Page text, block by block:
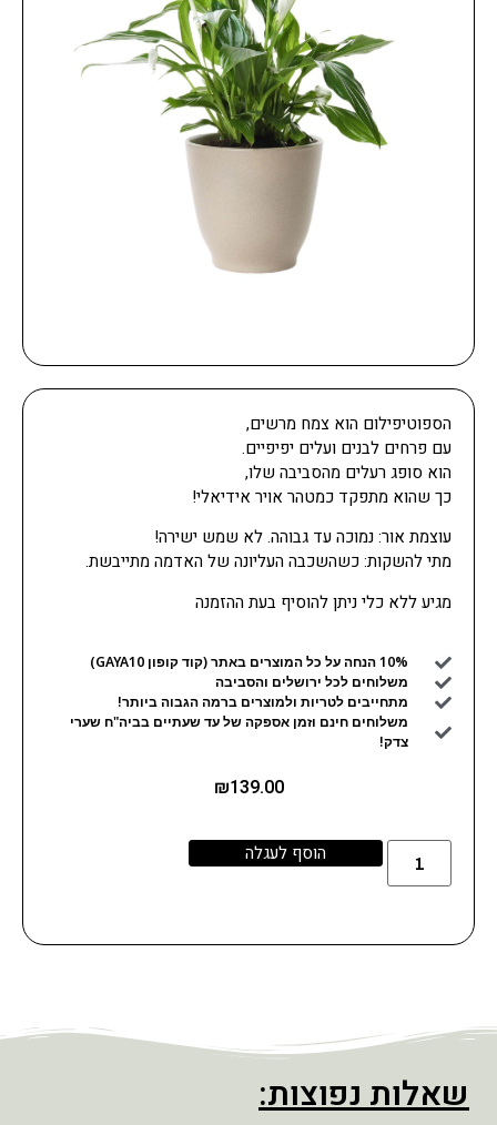
הספוטיפילום הוא צמח מרשים,
עם פרחים לבנים ועלים יפיפיים.
הוא סופג רעלים מהסביבה שלו,
כך שהוא מתפקד כמטהר אויר אידיאלי!
עוצמת אור: נמוכה עד גבוהה. לא שמש ישירה!
מתי להשקות: כשהשכבה העליונה של האדמה מתייבשת.
מגיע ללא כלי ניתן להוסיף בעת ההזמנה
10% הנחה על כל המוצרים באתר (קוד קופון GAYA10)
משלוחים לכל ירושלים והסביבה
מתחייבים לטריות ולמוצרים ברמה הגבוה ביותר!
משלוחים חינם וזמן אספקה של עד שעתיים בביה"ח שערי
צדק!
₪139.00
הוסף לעגלה
שאלות נפוצות: